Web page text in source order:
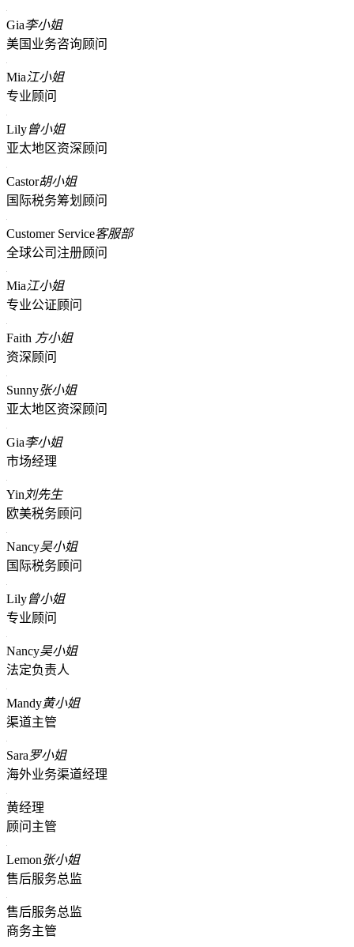
Gia李小姐
美国业务咨询顾问
Mia江小姐
专业顾问
Lily曾小姐
亚太地区资深顾问
Castor胡小姐
国际税务筹划顾问
Customer Service客服部
全球公司注册顾问
Mia江小姐
专业公证顾问
Faith 方小姐
资深顾问
Sunny张小姐
亚太地区资深顾问
Gia李小姐
市场经理
Yin 刘先生
欧美税务顾问
Nancy吴小姐
国际税务顾问
Lily曾小姐
专业顾问
Nancy吴小姐
法定负责人
Mandy黄小姐
渠道主管
Sara罗小姐
海外业务渠道经理
黄经理
顾问主管
Lemon张小姐
售后服务总监
售后服务总监
商务主管